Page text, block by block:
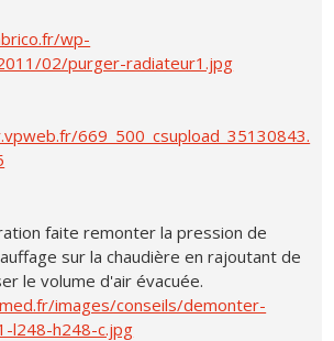
wp-
02/purger-radiateur1.jpg
669_500_csupload_35130843.
faite remonter la pression de
sur la chaudière en rajoutant de
le volume d'air évacuée.
images/conseils/demonter-
l248-h248-c.jpg